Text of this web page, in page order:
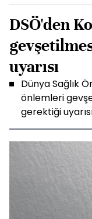
DSÖ'den
uyarısı
Dünya Sağlık
önlemleri
gerektiği